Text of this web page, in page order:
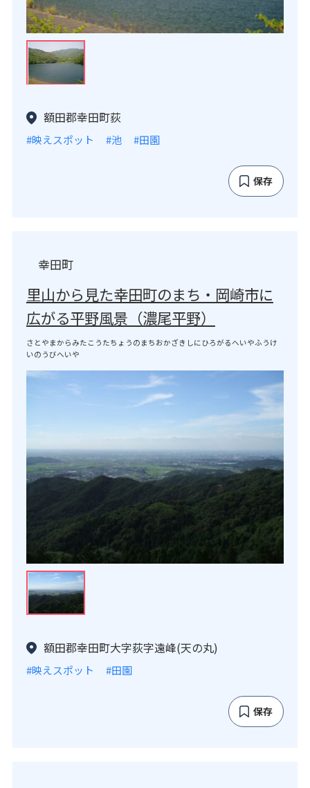
額田郡幸田町荻
#映えスポット #池 #田園
保存
幸田町
里山から見た幸田町のまち・岡崎市に
広がる平野風景（濃尾平野）
さとやまからみたこうたちょうのまちおかざきしにひろがるへいやふうけ
いのうびへいや
額田郡幸田町大字荻字遠峰(天の丸)
#映えスポット #田園
保存